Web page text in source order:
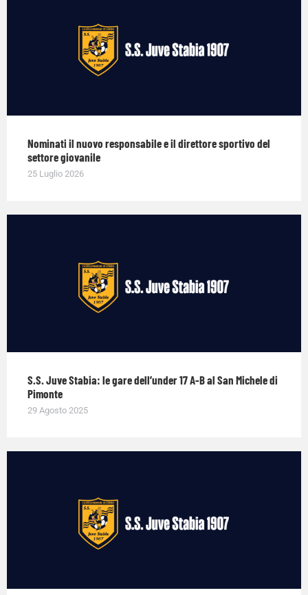
Nominati il nuovo responsabile e il direttore sportivo del
settore giovanile
25 Luglio 2026
S.S. Juve Stabia: le gare dell’under 17 A-B al San Michele di
Pimonte
29 Agosto 2025